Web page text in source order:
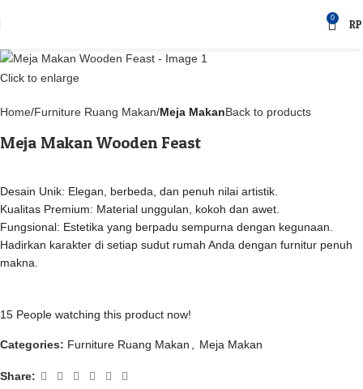
0 RP
Click to enlarge
Home Furniture Ruang Makan Meja MakanBack to products
Meja Makan Wooden Feast
Desain Unik: Elegan, berbeda, dan penuh nilai artistik.
Kualitas Premium: Material unggulan, kokoh dan awet.
Fungsional: Estetika yang berpadu sempurna dengan kegunaan.
Hadirkan karakter di setiap sudut rumah Anda dengan furnitur penuh
makna.
15 People watching this product now!
Categories: Furniture Ruang Makan Meja Makan
Share: